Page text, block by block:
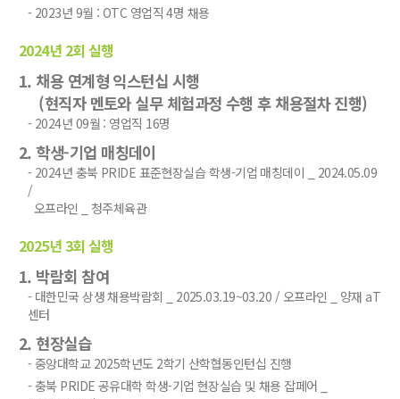
- 2023년 9월 : OTC 영업직 4명 채용
2024년 2회 실행
1. 채용 연계형 익스턴십 시행
(현직자 멘토와 실무 체험과정 수행 후 채용절차 진행)
- 2024년 09월 : 영업직 16명
2. 학생-기업 매칭데이
- 2024년 충북 PRIDE 표준현장실습 학생-기업 매칭데이 _ 2024.05.09
/
오프라인 _ 청주체육관
2025년 3회 실행
1. 박람회 참여
- 대한민국 상생 채용박람회 _ 2025.03.19~03.20 / 오프라인 _ 양재 aT
센터
2. 현장실습
- 중앙대학교 2025학년도 2학기 산학협동인턴십 진행
- 충북 PRIDE 공유대학 학생-기업 현장실습 및 채용 잡페어 _